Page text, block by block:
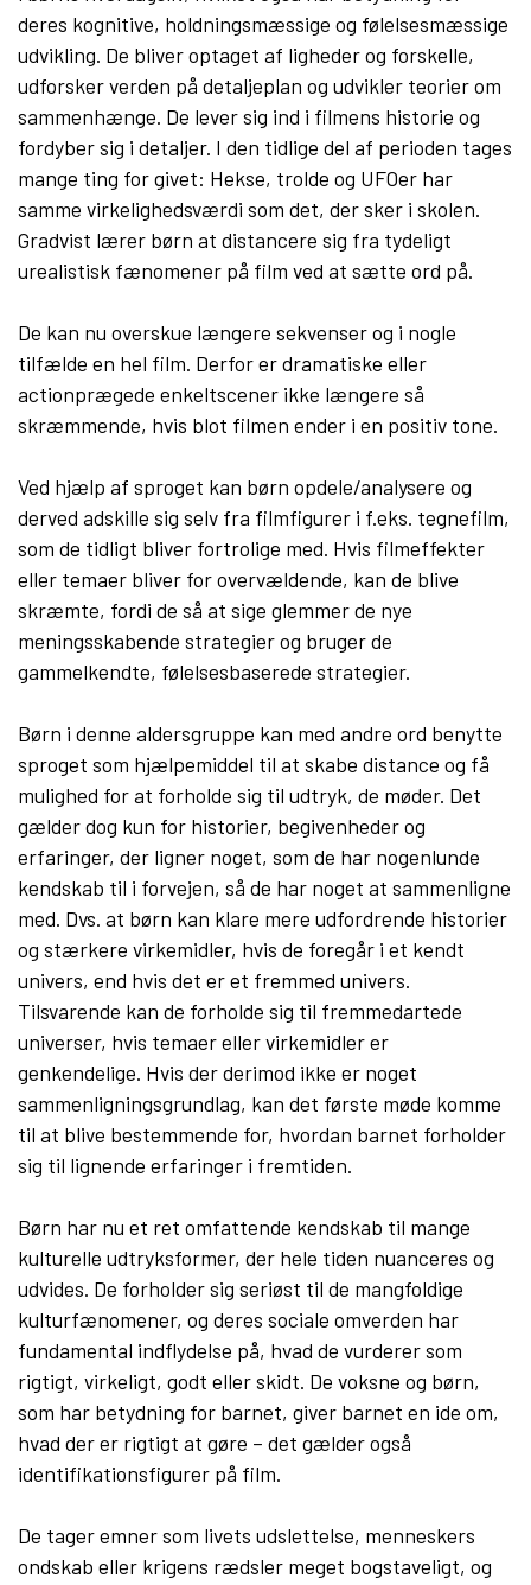
deres kognitive, holdningsmæssige og følelsesmæssige
udvikling. De bliver optaget af ligheder og forskelle,
udforsker verden på detaljeplan og udvikler teorier om
sammenhænge. De lever sig ind i filmens historie og
fordyber sig i detaljer. I den tidlige del af perioden tages
mange ting for givet: Hekse, trolde og UFOer har
samme virkelighedsværdi som det, der sker i skolen.
Gradvist lærer børn at distancere sig fra tydeligt
urealistisk fænomener på film ved at sætte ord på.
De kan nu overskue længere sekvenser og i nogle
tilfælde en hel film. Derfor er dramatiske eller
actionprægede enkeltscener ikke længere så
skræmmende, hvis blot filmen ender i en positiv tone.
Ved hjælp af sproget kan børn opdele/analysere og
derved adskille sig selv fra filmfigurer i f.eks. tegnefilm,
som de tidligt bliver fortrolige med. Hvis filmeffekter
eller temaer bliver for overvældende, kan de blive
skræmte, fordi de så at sige glemmer de nye
meningsskabende strategier og bruger de
gammelkendte, følelsesbaserede strategier.
Børn i denne aldersgruppe kan med andre ord benytte
sproget som hjælpemiddel til at skabe distance og få
mulighed for at forholde sig til udtryk, de møder. Det
gælder dog kun for historier, begivenheder og
erfaringer, der ligner noget, som de har nogenlunde
kendskab til i forvejen, så de har noget at sammenligne
med. Dvs. at børn kan klare mere udfordrende historier
og stærkere virkemidler, hvis de foregår i et kendt
univers, end hvis det er et fremmed univers.
Tilsvarende kan de forholde sig til fremmedartede
universer, hvis temaer eller virkemidler er
genkendelige. Hvis der derimod ikke er noget
sammenligningsgrundlag, kan det første møde komme
til at blive bestemmende for, hvordan barnet forholder
sig til lignende erfaringer i fremtiden.
Børn har nu et ret omfattende kendskab til mange
kulturelle udtryksformer, der hele tiden nuanceres og
udvides. De forholder sig seriøst til de mangfoldige
kulturfænomener, og deres sociale omverden har
fundamental indflydelse på, hvad de vurderer som
rigtigt, virkeligt, godt eller skidt. De voksne og børn,
som har betydning for barnet, giver barnet en ide om,
hvad der er rigtigt at gøre – det gælder også
identifikationsfigurer på film.
De tager emner som livets udslettelse, menneskers
ondskab eller krigens rædsler meget bogstaveligt, og